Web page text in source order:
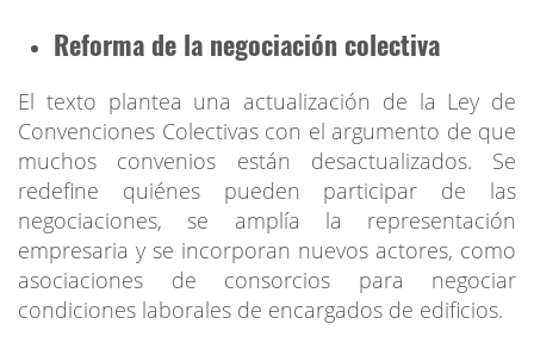
Reforma de la negociación colectiva
El texto plantea una actualización de la Ley de
Convenciones Colectivas con el argumento de que
muchos convenios están desactualizados. Se
redefine quiénes pueden participar de las
negociaciones, se amplía la representación
empresaria y se incorporan nuevos actores, como
asociaciones de consorcios para negociar
condiciones laborales de encargados de edificios.